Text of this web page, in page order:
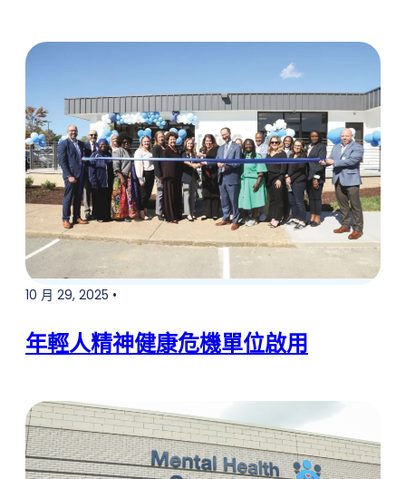
Workers with Wearable Panic
Buttons
10 月 29, 2025 •
年輕人精神健康危機單位啟用